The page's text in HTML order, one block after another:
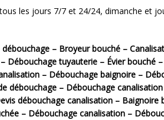
les jours 7/7 et 24/24, dimanche et
– Broyeur bouché –
Débouchage tuyauterie – Évier bouché –
– Débouchage baignoire –
débouchage – Débouchage
débouchage canalisation – Baignoire
– Débouchage canalisation –